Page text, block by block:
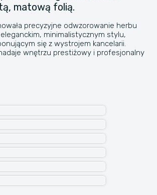
matową folią.
precyzyjne odwzorowanie herbu
minimalistycznym stylu,
się z wystrojem kancelarii.
wnętrzu prestiżowy i profesjonalny